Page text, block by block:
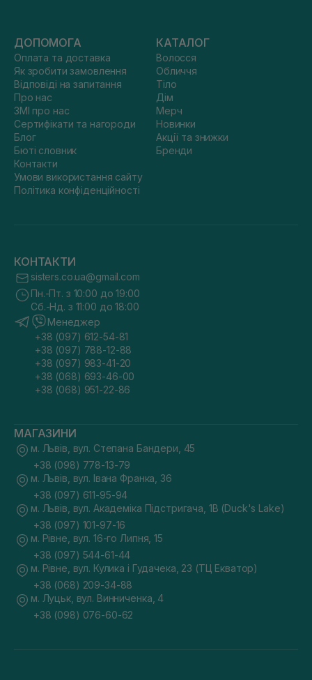
ДОПОМОГА
Оплата та доставка
Як зробити замовлення
Відповіді на запитання
Про нас
ЗМІ про нас
Сертифікати та нагороди
Блог
Бюті словник
Контакти
Умови використання сайту
Політика конфіденційності
КАТАЛОГ
Волосся
Обличчя
Тіло
Дім
Мерч
Новинки
Акції та знижки
Бренди
КОНТАКТИ
sisters.co.ua@gmail.com
Пн.-Пт. з 10:00 до 19:00
Сб.-Нд. з 11:00 до 18:00
Менеджер
+38 (097) 612-54-81
+38 (097) 788-12-88
+38 (097) 983-41-20
+38 (068) 693-46-00
+38 (068) 951-22-86
МАГАЗИНИ
м. Львів, вул. Степана Бандери, 45
+38 (098) 778-13-79
м. Львів, вул. Івана Франка, 36
+38 (097) 611-95-94
м. Львів, вул. Академіка Підстригача, 1В (Duck's Lake)
+38 (097) 101-97-16
м. Рівне, вул. 16-го Липня, 15
+38 (097) 544-61-44
м. Рівне, вул. Кулика і Гудачека, 23 (ТЦ Екватор)
+38 (068) 209-34-88
м. Луцьк, вул. Винниченка, 4
+38 (098) 076-60-62